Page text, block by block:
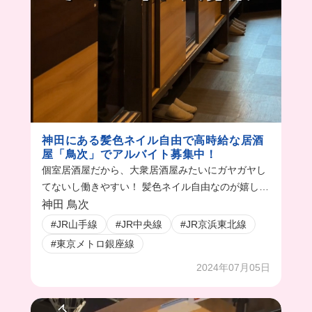
神田にある髪色ネイル自由で高時給な居酒
屋「鳥次」でアルバイト募集中！
個室居酒屋だから、大衆居酒屋みたいにガヤガヤし
てないし働きやすい！ 髪色ネイル自由なのが嬉し
い〜！
神田 鳥次
#JR山手線 #JR中央線
#JR京浜東北線
#東京メトロ銀座線
2024年07月05日